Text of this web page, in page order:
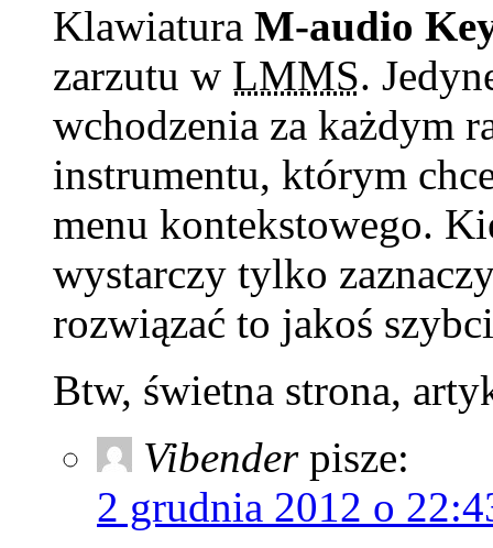
Klawiatura M-audio
zarzutu w LMMS.
wchodzenia za każdym
instrumentu, którym
menu kontekstowego.
wystarczy tylko
rozwiązać to jakoś
Btw, świetna strona,
Vibender pisze:
2 grudnia 2012 o